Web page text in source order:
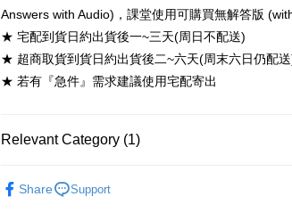
NT$60/order
付款後7-11取貨
宅配-台灣本島
宅配-離島
Answers with Audio)，課堂使用可購買無解答版
★ 宅配到貨日約出貨後一~三天(周日不配送)
★ 超商取貨到貨日約出貨後二~六天(周末六日仍配
★ 若有『急件』需求建議使用宅配寄出
Relevant Category (1)
Share
Support